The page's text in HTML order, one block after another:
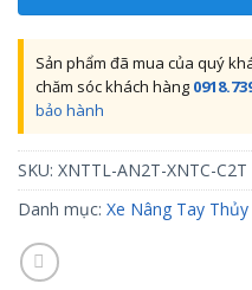
Sản phẩm đã mua của quý
chăm sóc khách hàng
bảo hành
SKU: XNTTL-AN2T-XNTC-C2T
Danh mục: Xe Nâng Tay